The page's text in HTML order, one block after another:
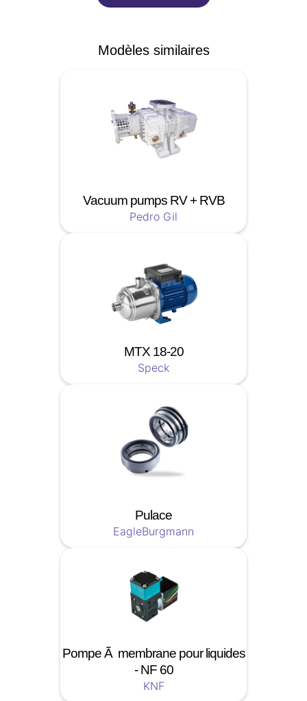
Modèles similaires
Vacuum pumps RV + RVB
Pedro Gil
MTX 18-20
Speck
Pulace
EagleBurgmann
Pompe Ã membrane pour liquides
- NF 60
KNF